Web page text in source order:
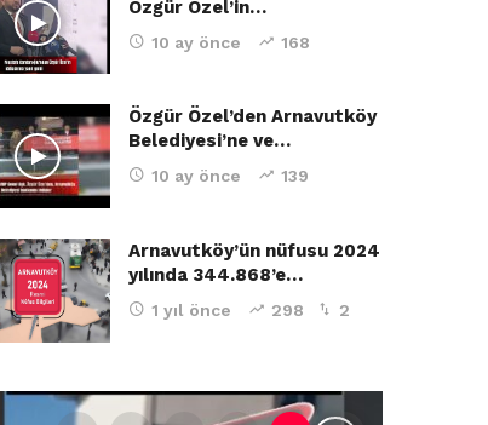
Özgür Özel’in…
10 ay önce 168
Özgür Özel’den Arnavutköy
Belediyesi’ne ve…
10 ay önce 139
Arnavutköy’ün nüfusu 2024
yılında 344.868’e…
1 yıl önce 298 2